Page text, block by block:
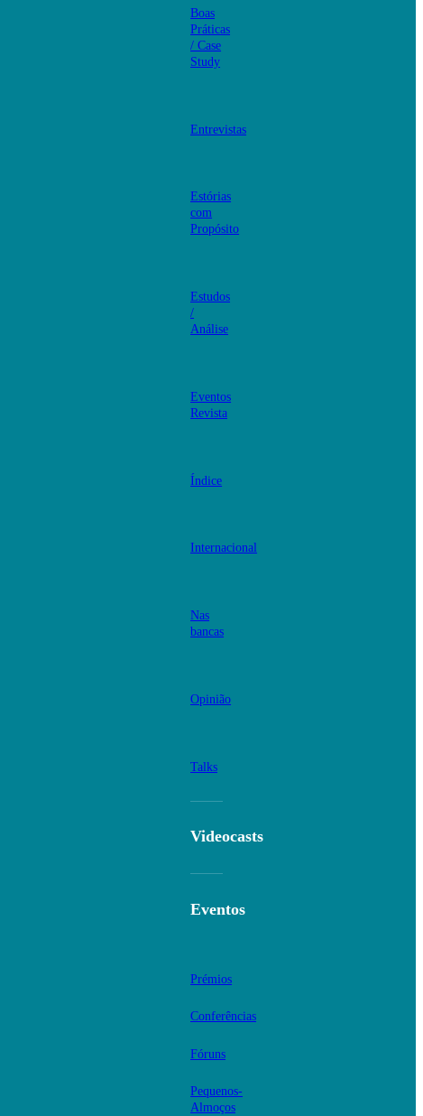
Boas
Práticas
/ Case
Study
Entrevistas
Estórias
com
Propósito
Estudos
/
Análise
Eventos
Revista
Índice
Internacional
Nas
bancas
Opinião
Talks
Videocasts
Eventos
Prémios
Conferências
Fóruns
Pequenos-
Almoços